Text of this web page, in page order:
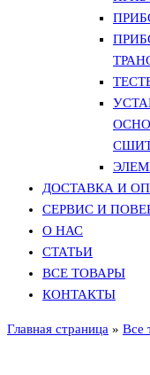
ДОСТАВКА И
СЕРВИС И
О НАС
СТАТЬИ
ВСЕ ТОВАРЫ
КОНТАКТЫ
Главная страница » Все